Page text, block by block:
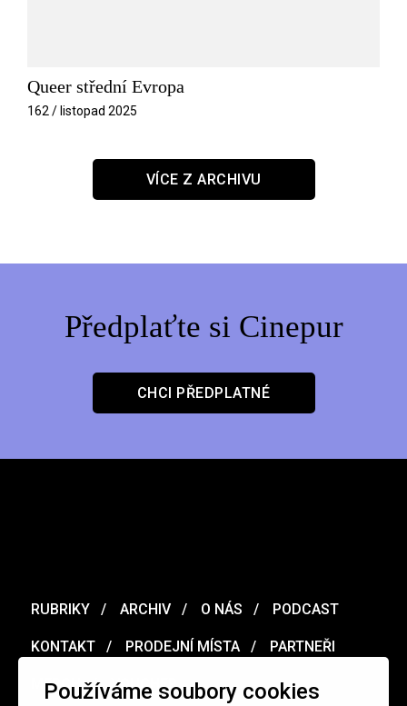
Používáme soubory cookies
Queer střední Evropa
162 / listopad 2025
VÍCE Z ARCHIVU
Předplaťte si Cinepur
CHCI PŘEDPLATNÉ
RUBRIKY ARCHIV O NÁS PODCAST
KONTAKT PRODEJNÍ MÍSTA PARTNEŘI
MERCH VOUCHER